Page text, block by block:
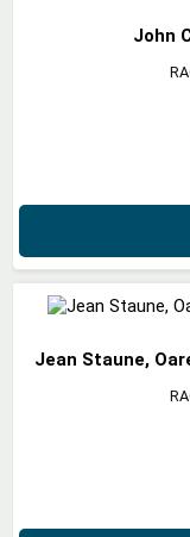
John
Jean Staune,